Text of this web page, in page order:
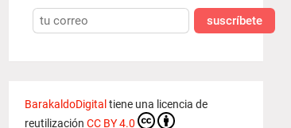
suscríbete
BarakaldoDigital tiene una licencia de
reutilización CC BY 4.0